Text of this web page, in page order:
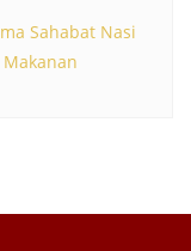
Sahabat Nasi